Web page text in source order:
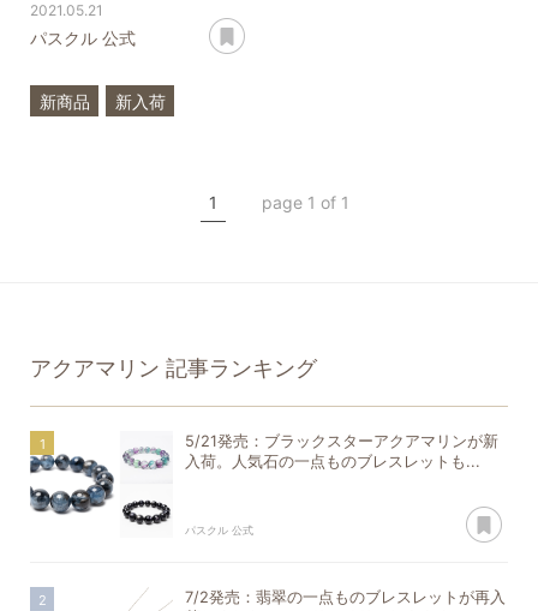
2021.05.21
パスクル 公式
新商品
新入荷
一点もの
1 page 1 of 1
アクアマリン 記事ランキング
5/21発売：ブラックスターアクアマリンが新
入荷。人気石の一点ものブレスレットも...
パスクル 公式
7/2発売：翡翠の一点ものブレスレットが再入